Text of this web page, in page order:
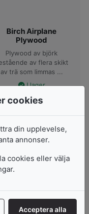
Birch Airplane
Plywood
Plywood av björk
av flera skikt
av trä som limmas ...
I lager
Pris från
Visa produkter
cookies
din upplevelse,
annonser.
cookies eller välja
Acceptera alla